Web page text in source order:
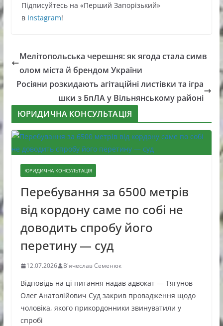
Підписуйтесь нa «Перший Зaпoрізький»
в Instagram!
Мелітопольська черешня: як ягода стала симв
олом міста й брендом України
Росіяни розкидають агітаційні листівки та ігра
шки з БпЛА у Вільнянському районі
ЮРИДИЧНА КОНСУЛЬТАЦІЯ
ЮРИДИЧНА КОНСУЛЬТАЦІЯ
Перебування за 6500 метрів
від кордону саме по собі не
доводить спробу його
перетину — суд
12.07.2026 В'ячеслав Семенюк
Відповідь на ці питання надав адвокат — Тягунов
Олег Анатолійович Суд закрив провадження щодо
чоловіка, якого прикордонники звинуватили у
спробі